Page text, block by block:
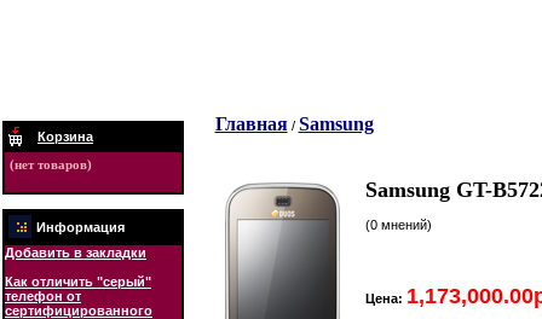
Корзина
(нет товаров)
Информация
Добавить в закладки
Как отличить "серый"
телефон от
сертифицированного
Главная/ Samsung
Samsung GT-
(0 мнений)
Цена: